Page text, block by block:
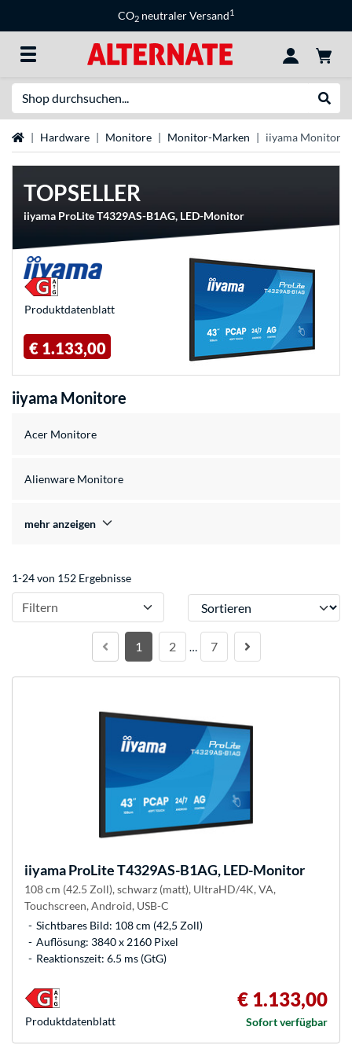
CO2 neutraler Versand1
StartseiteHardware Monitore Monitor-Marken iiyama Monitore
TOPSELLER
iiyama ProLite T4329AS-B1AG, LED-Monitor
Produkt­datenblatt
€ 1.133,00
iiyama Monitore
Acer Monitore
Alienware Monitore
mehr anzeigen
1-24 von 152 Ergebnisse
Filtern Sortieren
1 2 … 7
iiyamaProLite T4329AS-B1AG, LED-Monitor
108 cm (42.5 Zoll), schwarz (matt), UltraHD/4K, VA,
Touchscreen, Android, USB-C
Sichtbares Bild: 108 cm (42,5 Zoll)
Auflösung: 3840 x 2160 Pixel
Reaktionszeit: 6.5 ms (GtG)
€ 1.133,00
Sofort verfügbar
Produkt­datenblatt